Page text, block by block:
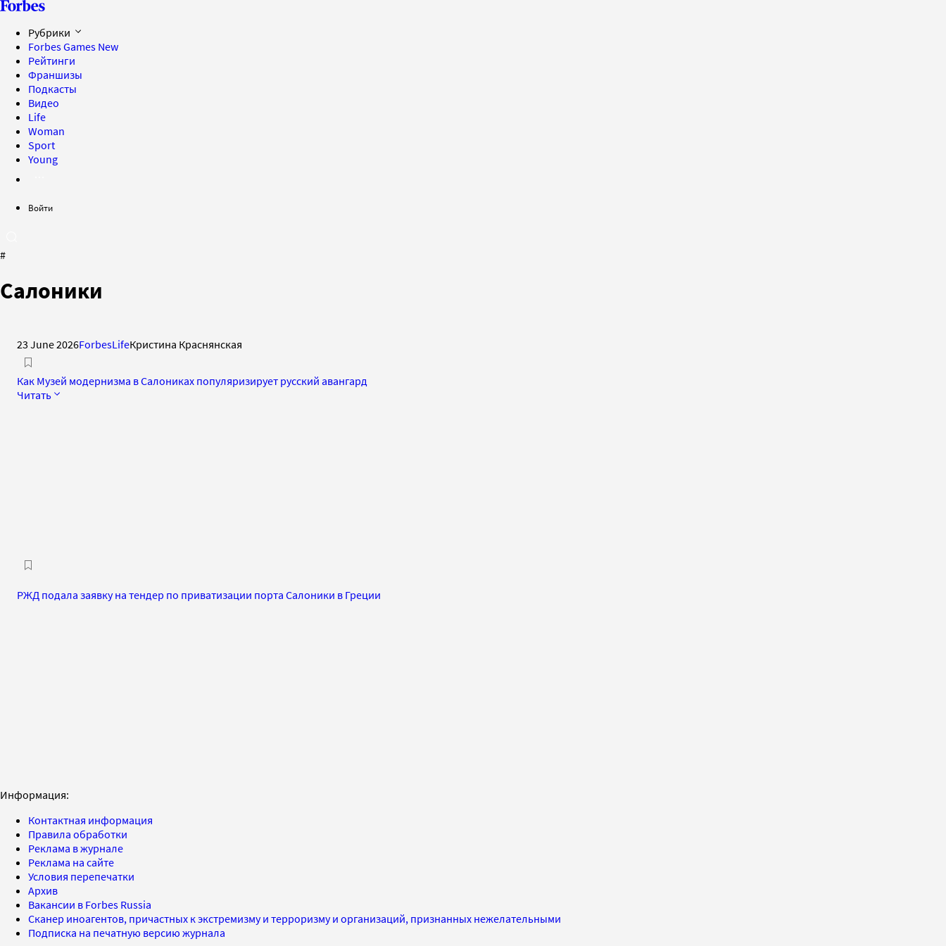
Рубрики
Forbes Games New
Рейтинги
Франшизы
Подкасты
Видео
Life
Woman
Sport
Young
Войти
#
Салоники
23 June 2026ForbesLifeКристина Краснянская
Как Музей модернизма в Салониках популяризирует русский авангард
Читать
РЖД подала заявку на тендер по приватизации порта Салоники в Греции
Информация:
Контактная информация
Правила обработки
Реклама в журнале
Реклама на сайте
Условия перепечатки
Архив
Вакансии в Forbes Russia
Сканер иноагентов, причастных к экстремизму и терроризму и организаций, признанных нежелательными
Подписка на печатную версию журнала